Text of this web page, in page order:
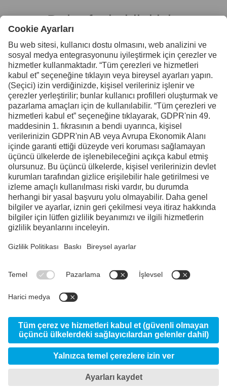
Daha fazla bilgi için
bizimle iletişime geçin
Uddeholm Türkiye
Facebook
Instagram
Linkedin
YouTube
© 2026 voestalpine High Performance Metal A.Ş.